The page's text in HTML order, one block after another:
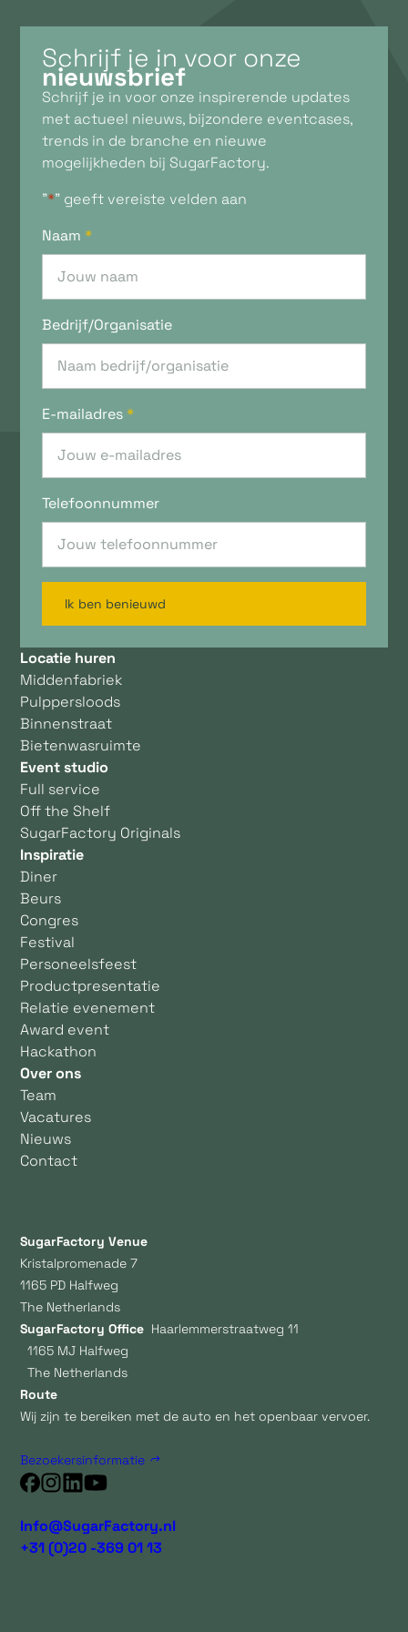
Schrijf je in voor onze
nieuwsbrief
Schrijf je in voor onze inspirerende updates
met actueel nieuws, bijzondere eventcases,
trends in de branche en nieuwe
mogelijkheden bij SugarFactory.
"*" geeft vereiste velden aan
Naam *
Bedrijf/Organisatie
E-mailadres *
Telefoonnummer
Ik ben benieuwd
Locatie huren
Middenfabriek
Pulppersloods
Binnenstraat
Bietenwasruimte
Event studio
Full service
Off the Shelf
SugarFactory Originals
Inspiratie
Diner
Beurs
Congres
Festival
Personeelsfeest
Productpresentatie
Relatie evenement
Award event
Hackathon
Over ons
Team
Vacatures
Nieuws
Contact
SugarFactory Venue
Kristalpromenade 7
1165 PD Halfweg
The Netherlands
SugarFactory Office Haarlemmerstraatweg 11
1165 MJ Halfweg
The Netherlands
Route
Wij zijn te bereiken met de auto en het openbaar vervoer.
Bezoekersinformatie
Info@SugarFactory.nl
+31 (0)20 -369 01 13